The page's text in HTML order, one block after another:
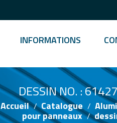
INFORMATIONS
DESSIN NO. :
Accueil Catalogue
pour panneaux